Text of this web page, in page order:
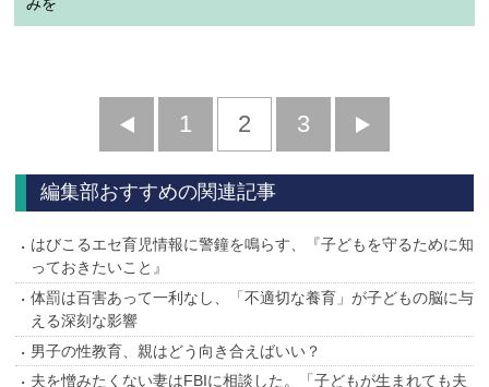
前
へ
1 2 3
へ
編集部おすすめの関連記事
はびこるエセ育児情報に警鐘を鳴らす、『子どもを守るために知
っておきたいこと』
体罰は百害あって一利なし、「不適切な養育」が子どもの脳に与
える深刻な影響
男子の性教育、親はどう向き合えばいい？
夫を憎みたくない妻はFBIに相談した。「子どもが生まれても夫